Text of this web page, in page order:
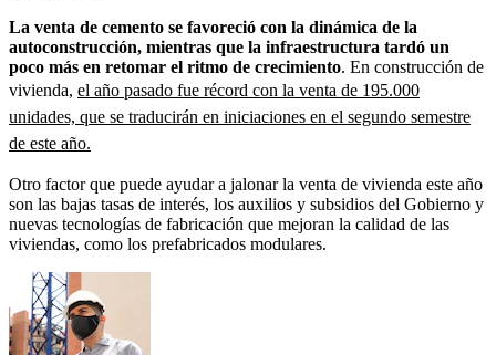
La venta de cemento se favoreció con la dinámica de la
autoconstrucción, mientras que la infraestructura tardó un
poco más en retomar el ritmo de crecimiento. En construcción de
vivienda, el año pasado fue récord con la venta de 195.000
unidades, que se traducirán en iniciaciones en el segundo semestre
de este año.
Otro factor que puede ayudar a jalonar la venta de vivienda este año
son las bajas tasas de interés, los auxilios y subsidios del Gobierno y
nuevas tecnologías de fabricación que mejoran la calidad de las
viviendas, como los prefabricados modulares.